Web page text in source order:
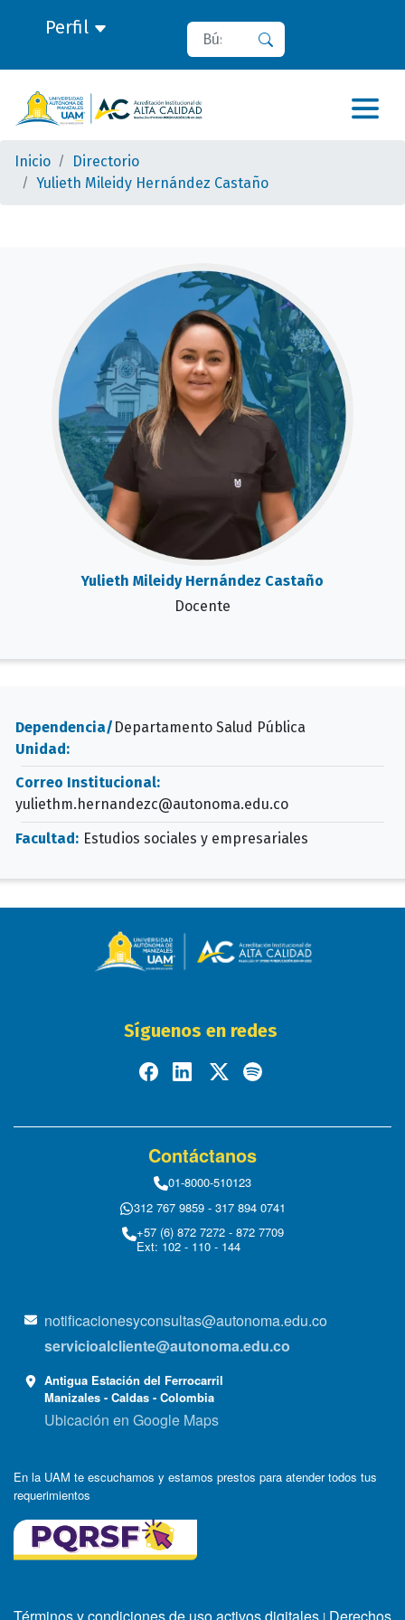
Perfil Buscar
Inicio
Directorio
Yulieth Mileidy Hernández Castaño
Yulieth Mileidy Hernández Castaño
Docente
Dependencia/
Unidad:
Departamento Salud Pública
Correo Institucional:
yuliethm.hernandezc@autonoma.edu.co
Facultad: Estudios sociales y empresariales
Síguenos en redes
Contáctanos
01-8000-510123
312 767 9859 - 317 894 0741
+57 (6) 872 7272 - 872 7709
Ext: 102 - 110 - 144
notificacionesyconsultas@autonoma.edu.co
servicioalcliente@autonoma.edu.co
Antigua Estación del Ferrocarril
Manizales - Caldas - Colombia
Ubicación en Google Maps
En la UAM te escuchamos y estamos prestos para atender todos tus
requerimientos